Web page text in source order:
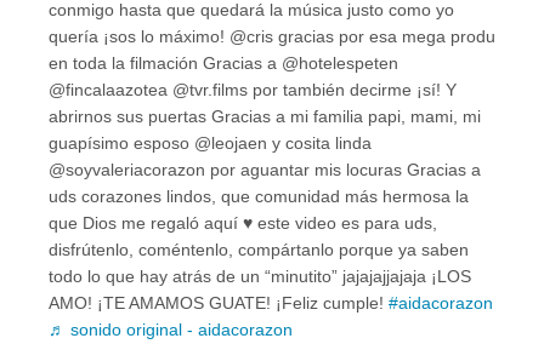
conmigo hasta que quedará la música justo como yo
quería ¡sos lo máximo! @cris gracias por esa mega produ
en toda la filmación Gracias a @hotelespeten
@fincalaazotea @tvr.films por también decirme ¡sí! Y
abrirnos sus puertas Gracias a mi familia papi, mami, mi
guapísimo esposo @leojaen y cosita linda
@soyvaleriacorazon por aguantar mis locuras Gracias a
uds corazones lindos, que comunidad más hermosa la
que Dios me regaló aquí ♥️ este video es para uds,
disfrútenlo, coméntenlo, compártanlo porque ya saben
todo lo que hay atrás de un “minutito” jajajajjajaja ¡LOS
AMO! ¡TE AMAMOS GUATE! ¡Feliz cumple! #aidacorazon
♬ sonido original - aidacorazon